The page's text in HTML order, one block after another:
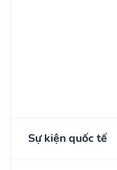
Sự kiện quốc tế